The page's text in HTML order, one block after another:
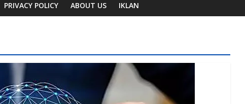
PRIVACY POLICY ABOUT US IKLAN